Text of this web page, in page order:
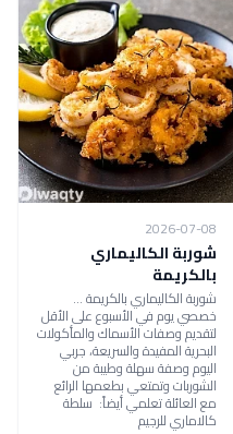
2026-07-08
شوربة الكاليماري
بالكريمة
شوربة الكاليماري بالكريمة ...
خصصي يوم في الأسبوع على الأقل
لتقديم وصفات الأسماك والمأكولات
البحرية المفيدة والسريعة، جربي
اليوم وصفة سهلة وطيبة من
الشوربات وتمتعي بطعمها الرائع
مع العائلة تعلمي أيضاً: سلطة
كالاماري للرجيم